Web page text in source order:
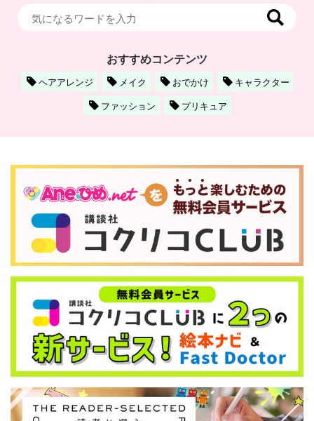
おすすめコンテンツ
ヘアアレンジ メイク おでかけ
キャラクター
ファッション
プリキュア